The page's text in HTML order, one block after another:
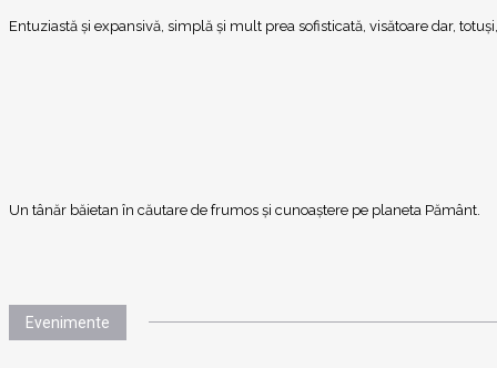
Entuziastă şi expansivă, simplă şi mult prea sofisticată, visătoare dar,
Un tânăr băietan în căutare de frumos și cunoaștere pe planeta Pământ.
Evenimente